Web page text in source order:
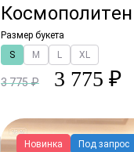
Космополитен
Размер букета
S
M L XL
3 775 ₽ 3 775 ₽
Новинка Под запрос